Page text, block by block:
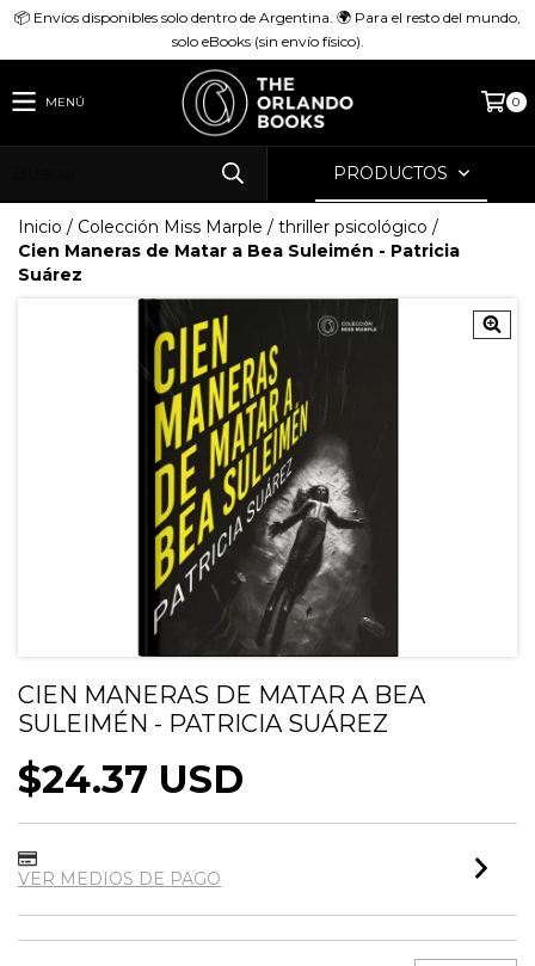
📦 Envíos disponibles solo dentro de Argentina. 🌍 Para el resto del mundo,
solo eBooks (sin envío físico).
MENÚ 0
PRODUCTOS
Inicio / Colección Miss Marple / thriller psicológico /
Cien Maneras de Matar a Bea Suleimén - Patricia
Suárez
CIEN MANERAS DE MATAR A BEA
SULEIMÉN - PATRICIA SUÁREZ
$24.37 USD
VER MEDIOS DE PAGO